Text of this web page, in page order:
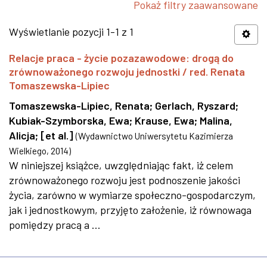
Pokaż filtry zaawansowane
Wyświetlanie pozycji 1-1 z 1
Relacje praca - życie pozazawodowe: drogą do
zrównoważonego rozwoju jednostki / red. Renata
Tomaszewska-Lipiec
Tomaszewska-Lipiec, Renata; Gerlach, Ryszard;
Kubiak-Szymborska, Ewa; Krause, Ewa; Malina,
Alicja; [et al.] (Wydawnictwo Uniwersytetu Kazimierza
Wielkiego, 2014)
W niniejszej książce, uwzględniając fakt, iż celem
zrównoważonego rozwoju jest podnoszenie jakości
życia, zarówno w wymiarze społeczno-gospodarczym,
jak i jednostkowym, przyjęto założenie, iż równowaga
pomiędzy pracą a ...